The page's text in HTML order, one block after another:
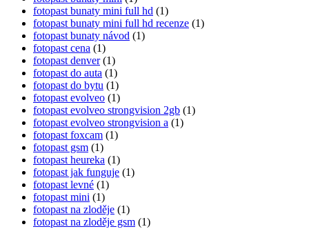
fotopast bunaty mini full hd (1)
fotopast bunaty mini full hd recenze (1)
fotopast bunaty návod (1)
fotopast cena (1)
fotopast denver(1)
fotopast do auta (1)
fotopast do bytu (1)
fotopast evolveo (1)
fotopast evolveo strongvision 2gb (1)
fotopast evolveo strongvision a (1)
fotopast foxcam (1)
fotopast gsm (1)
fotopast heureka (1)
fotopast jak funguje (1)
fotopast levné (1)
fotopast mini (1)
fotopast na zloděje (1)
fotopast na zloděje gsm (1)